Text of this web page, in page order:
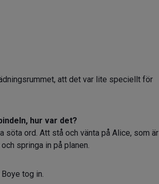
att det var lite speciellt för
hur var det?
söta ord. Att stå och vänta på Alice, som är
springa in på planen.
tog in.